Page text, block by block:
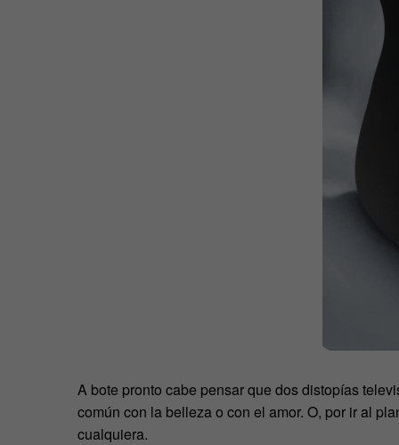
A bote pronto cabe pensar que dos distopías
común con la belleza o con el amor. O, por ir al
cualquiera.